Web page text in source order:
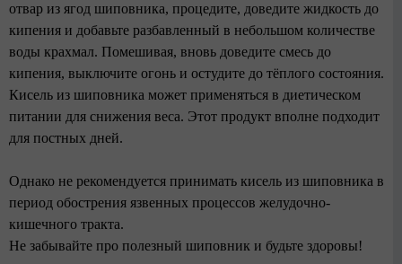
отвар из ягод шиповника, процедите, доведите жидкость до
кипения и добавьте разбавленный в небольшом количестве
воды крахмал. Помешивая, вновь доведите смесь до
кипения, выключите огонь и остудите до тёплого состояния.
Кисель из шиповника может применяться в диетическом
питании для снижения веса. Этот продукт вполне подходит
для постных дней.
Однако не рекомендуется принимать кисель из шиповника в
период обострения язвенных процессов желудочно-
кишечного тракта.
Не забывайте про полезный шиповник и будьте здоровы!